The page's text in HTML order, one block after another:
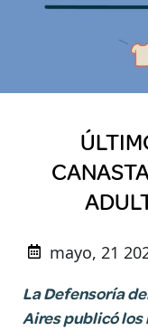
mayo, 21
La Defensoría
Aires publicó los